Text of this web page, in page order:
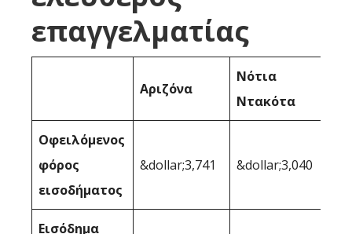
επαγγελματίας
Αριζόνα
Νότια
Ντακότα
Οφειλόμενος
φόρος
εισοδήματος
&dollar;3,741 &dollar;3,040
Εισόδημα